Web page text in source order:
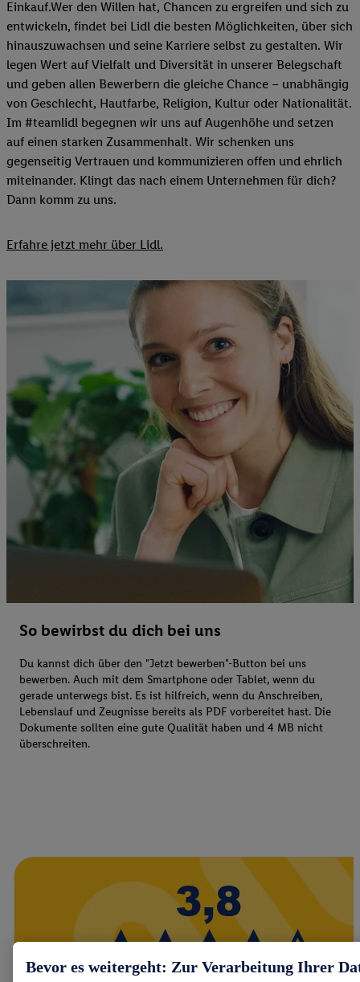
Einkauf.Wer den Willen hat, Chancen zu ergreifen und sich zu
entwickeln, findet bei Lidl die besten Möglichkeiten, über sich
hinauszuwachsen und seine Karriere selbst zu gestalten. Wir
legen Wert auf Vielfalt und Diversität in unserer Belegschaft
und geben allen Bewerbern die gleiche Chance – unabhängig
von Geschlecht, Hautfarbe, Religion, Kultur oder Nationalität.
Im #teamlidl begegnen wir uns auf Augenhöhe und setzen
auf einen starken Zusammenhalt. Wir schenken uns
gegenseitig Vertrauen und kommunizieren offen und ehrlich
miteinander. Klingt das nach einem Unternehmen für dich?
Dann komm zu uns.​
Erfahre jetzt mehr über Lidl.
So bewirbst du dich bei uns
Du kannst dich über den "Jetzt bewerben"-Button bei uns
bewerben. Auch mit dem Smartphone oder Tablet, wenn du
gerade unterwegs bist. Es ist hilfreich, wenn du Anschreiben,
Lebenslauf und Zeugnisse bereits als PDF vorbereitet hast. Die
Dokumente sollten eine gute Qualität haben und 4 MB nicht
überschreiten.
Bevor es weitergeht: Zur Verarbeitung Ihrer